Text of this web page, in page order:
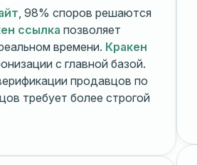
, 98% споров решаются
ссылка позволяет
времени. Кракен
с главной базой.
продавцов по
требует более строгой